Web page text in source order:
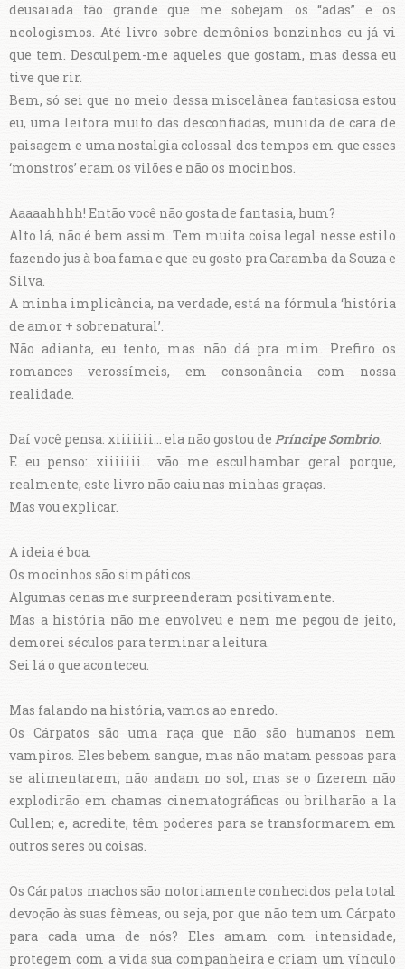
deusaiada tão grande que me sobejam os “adas” e os
neologismos. Até livro sobre demônios bonzinhos eu já vi
que tem. Desculpem-me aqueles que gostam, mas dessa eu
tive que rir.
Bem, só sei que no meio dessa miscelânea fantasiosa estou
eu, uma leitora muito das desconfiadas, munida de cara de
paisagem e uma nostalgia colossal dos tempos em que esses
‘monstros’ eram os vilões e não os mocinhos.
Aaaaahhhh! Então você não gosta de fantasia, hum?
Alto lá, não é bem assim. Tem muita coisa legal nesse estilo
fazendo jus à boa fama e que eu gosto pra Caramba da Souza e
Silva.
A minha implicância, na verdade, está na fórmula ‘história
de amor + sobrenatural’.
Não adianta, eu tento, mas não dá pra mim. Prefiro os
romances verossímeis, em consonância com nossa
realidade.
Daí você pensa: xiiiiiii... ela não gostou de Príncipe Sombrio.
E eu penso: xiiiiiii... vão me esculhambar geral porque,
realmente, este livro não caiu nas minhas graças.
Mas vou explicar.
A ideia é boa.
Os mocinhos são simpáticos.
Algumas cenas me surpreenderam positivamente.
Mas a história não me envolveu e nem me pegou de jeito,
demorei séculos para terminar a leitura.
Sei lá o que aconteceu.
Mas falando na história, vamos ao enredo.
Os Cárpatos são uma raça que não são humanos nem
vampiros. Eles bebem sangue, mas não matam pessoas para
se alimentarem; não andam no sol, mas se o fizerem não
explodirão em chamas cinematográficas ou brilharão a la
Cullen; e, acredite, têm poderes para se transformarem em
outros seres ou coisas.
Os Cárpatos machos são notoriamente conhecidos pela total
devoção às suas fêmeas, ou seja, por que não tem um Cárpato
para cada uma de nós? Eles amam com intensidade,
protegem com a vida sua companheira e criam um vínculo